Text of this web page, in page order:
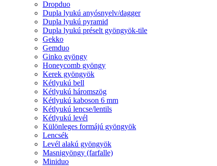
Dropduo
Dupla lyukú anyósnyelv/dagger
Dupla lyukú pyramid
Dupla lyukú préselt gyöngyök-tile
Gekko
Gemduo
Ginko gyöngy
Honeycomb gyöngy
Kerek gyöngyök
Kétlyukú bell
Kétlyukú háromszög
Kétlyukú kaboson 6 mm
Kétlyukú lencse/lentils
Kétlyukú levél
Különleges formájú gyöngyök
Lencsék
Levél alakú gyöngyök
Masnigyöngy (farfalle)
Miniduo